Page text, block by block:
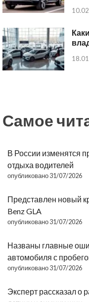
Самое
В России изменятся
отдыха водителей
опубликовано 31/07/2026
Представлен новый
Benz GLA
опубликовано 31/07/2026
Названы главные
автомобиля с
опубликовано 31/07/2026
Эксперт рассказал о